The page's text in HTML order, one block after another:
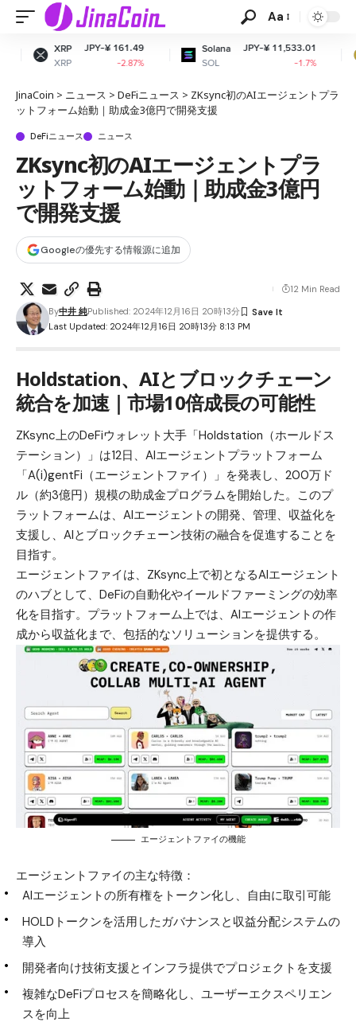
Aa
¥ 161.49
-2.87%
Solana
SOL
JPY-¥ 11,533.01
-1.7%
Dogecoin
DOGE
JinaCoin > ニュース > DeFiニュース > ZKsync初のAIエージェントプラ
ットフォーム始動｜助成金3億円で開発支援
DeFiニュース ニュース
ZKsync初のAIエージェントプラ
ットフォーム始動｜助成金3億円
で開発支援
Googleの優先する情報源に追加
Last Updated: 2024年12月16日 20時13分 8:13 PM
By中井 純Published: 2024年12月16日 20時13分
12 Min Read
Holdstation、AIとブロックチェーン
統合を加速｜市場10倍成長の可能性
ZKsync上のDeFiウォレット大手「Holdstation（ホールドス
テーション）」は12日、AIエージェントプラットフォーム
「A(i)gentFi（エージェントファイ）」を発表し、200万ド
ル（約3億円）規模の助成金プログラムを開始した。このプ
ラットフォームは、AIエージェントの開発、管理、収益化を
支援し、AIとブロックチェーン技術の融合を促進することを
目指す。
エージェントファイは、ZKsync上で初となるAIエージェント
のハブとして、DeFiの自動化やイールドファーミングの効率
化を目指す。プラットフォーム上では、AIエージェントの作
成から収益化まで、包括的なソリューションを提供する。
エージェントファイの機能
エージェントファイの主な特徴：
AIエージェントの所有権をトークン化し、自由に取引可能
HOLDトークンを活用したガバナンスと収益分配システムの
導入
開発者向け技術支援とインフラ提供でプロジェクトを支援
複雑なDeFiプロセスを簡略化し、ユーザーエクスペリエン
スを向上